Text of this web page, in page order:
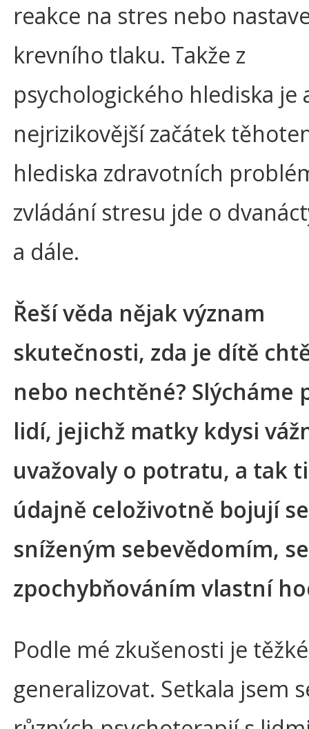
reakce na stres nebo
krevního tlaku. Takže z
psychologického hlediska je
nejrizikovější začátek
hlediska zdravotních
zvládání stresu jde o
a dále.
Řeší věda nějak význam
skutečnosti, zda je dítě
nebo nechtěné? Slýcháme
lidí, jejichž matky kdysi
uvažovaly o potratu, a tak
údajně celoživotně bojují se
sníženým sebevědomím, se
zpochybňováním vlastní
Podle mé zkušenosti je těžké
generalizovat. Setkala jsem